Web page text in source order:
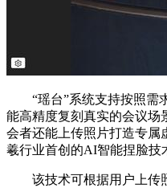
“瑶台”系统支持按照需求
能高精度复刻真实的会议场
会者还能上传照片打造专属
羲行业首创的AI智能捏脸技
该技术可根据用户上传